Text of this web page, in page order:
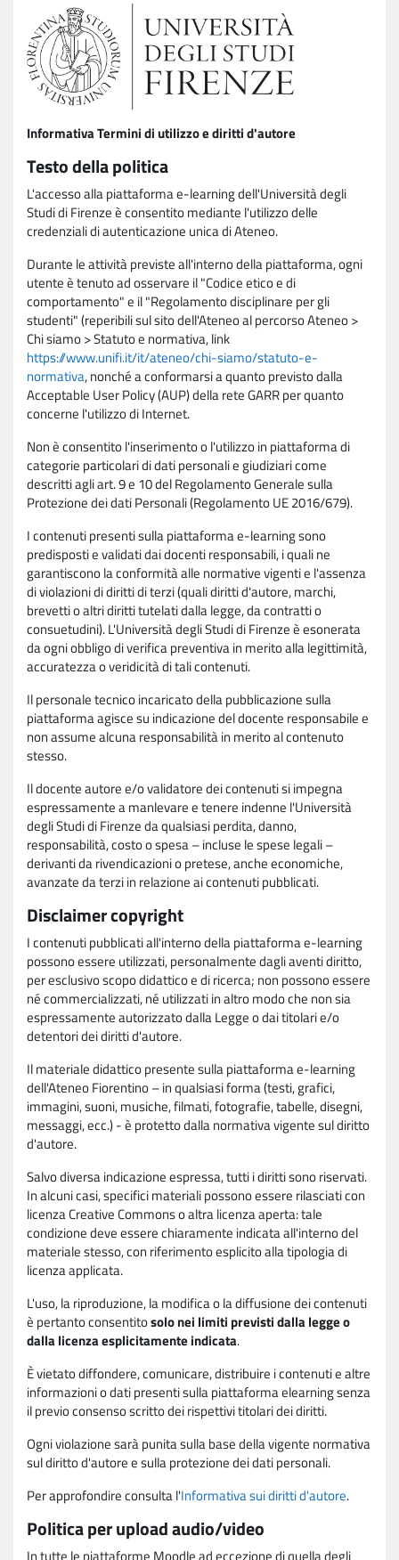
Informativa Termini di utilizzo e diritti d'autore
Testo della politica
L'accesso alla piattaforma e-learning dell'Università degli
Studi di Firenze è consentito mediante l'utilizzo delle
credenziali di autenticazione unica di Ateneo.
Durante le attività previste all'interno della piattaforma, ogni
utente è tenuto ad osservare il "Codice etico e di
comportamento" e il "Regolamento disciplinare per gli
studenti" (reperibili sul sito dell'Ateneo al percorso Ateneo >
Chi siamo > Statuto e normativa, link
https://www.unifi.it/it/ateneo/chi-siamo/statuto-e-
normativa, nonché a conformarsi a quanto previsto dalla
Acceptable User Policy (AUP) della rete GARR per quanto
concerne l'utilizzo di Internet.
Non è consentito l'inserimento o l'utilizzo in piattaforma di
categorie particolari di dati personali e giudiziari come
descritti agli art. 9 e 10 del Regolamento Generale sulla
Protezione dei dati Personali (Regolamento UE 2016/679).
I contenuti presenti sulla piattaforma e-learning sono
predisposti e validati dai docenti responsabili, i quali ne
garantiscono la conformità alle normative vigenti e l'assenza
di violazioni di diritti di terzi (quali diritti d'autore, marchi,
brevetti o altri diritti tutelati dalla legge, da contratti o
consuetudini). L'Università degli Studi di Firenze è esonerata
da ogni obbligo di verifica preventiva in merito alla legittimità,
accuratezza o veridicità di tali contenuti.
Il personale tecnico incaricato della pubblicazione sulla
piattaforma agisce su indicazione del docente responsabile e
non assume alcuna responsabilità in merito al contenuto
stesso.
Il docente autore e/o validatore dei contenuti si impegna
espressamente a manlevare e tenere indenne l'Università
degli Studi di Firenze da qualsiasi perdita, danno,
responsabilità, costo o spesa – incluse le spese legali –
derivanti da rivendicazioni o pretese, anche economiche,
avanzate da terzi in relazione ai contenuti pubblicati.
Disclaimer copyright
I contenuti pubblicati all'interno della piattaforma e-learning
possono essere utilizzati, personalmente dagli aventi diritto,
per esclusivo scopo didattico e di ricerca; non possono essere
né commercializzati, né utilizzati in altro modo che non sia
espressamente autorizzato dalla Legge o dai titolari e/o
detentori dei diritti d'autore.
Il materiale didattico presente sulla piattaforma e-learning
dell'Ateneo Fiorentino – in qualsiasi forma (testi, grafici,
immagini, suoni, musiche, filmati, fotografie, tabelle, disegni,
messaggi, ecc.) - è protetto dalla normativa vigente sul diritto
d'autore.
Salvo diversa indicazione espressa, tutti i diritti sono riservati.
In alcuni casi, specifici materiali possono essere rilasciati con
licenza Creative Commons o altra licenza aperta: tale
condizione deve essere chiaramente indicata all'interno del
materiale stesso, con riferimento esplicito alla tipologia di
licenza applicata.
L'uso, la riproduzione, la modifica o la diffusione dei contenuti
è pertanto consentitosolo nei limiti previsti dalla legge o
dalla licenza esplicitamente indicata.
È vietato diffondere, comunicare, distribuire i contenuti e altre
informazioni o dati presenti sulla piattaforma elearning senza
il previo consenso scritto dei rispettivi titolari dei diritti.
Ogni violazione sarà punita sulla base della vigente normativa
sul diritto d'autore e sulla protezione dei dati personali.
Per approfondire consulta l'Informativa sui diritti d'autore.
Politica per upload audio/video
In tutte le piattaforme Moodle ad eccezione di quella degli